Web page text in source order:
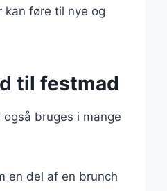
kan føre til nye og
til festmad
bruges i mange
en del af en brunch